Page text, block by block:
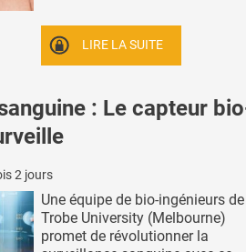
LIRE LA SUITE
: Le capteur
2 jours
Une équipe de bio-ingénieurs
Trobe University (Melbourne)
promet de révolutionner la